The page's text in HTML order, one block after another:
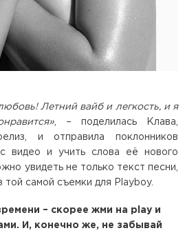
Летний вайб и легкость, и я
, – поделилась Клава,
и отправила поклонников
видео и учить слова её нового
увидеть не только текст песни,
самой съемки для Playboy.
– скорее жми на play и
И, конечно же, не забывай